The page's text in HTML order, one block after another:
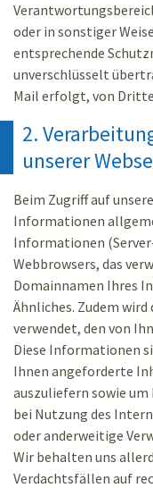
oder in sonstiger
entsprechende
unverschlüsselt
Mail erfolgt, von
2.
unserer
Beim Zugriff auf
Informationen
Informationen
Webbrowsers, das
Domainnamen Ihres
Ähnliches. Zudem wird
verwendet, den von
Diese Informationen
Ihnen angeforderte
auszuliefern sowie
bei Nutzung des
oder anderweitige
Wir behalten uns
Verdachtsfällen auf